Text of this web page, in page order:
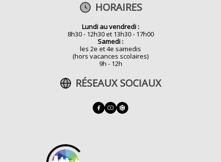
HORAIRES
Lundi au vendredi :
8h30 - 12h30 et 13h30 - 17h00
Samedi :
les 2e et 4e samedis
(hors vacances scolaires)
9h - 12h
RÉSEAUX SOCIAUX